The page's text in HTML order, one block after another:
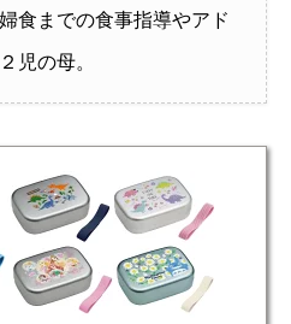
食までの食事指導やアド
児の母。